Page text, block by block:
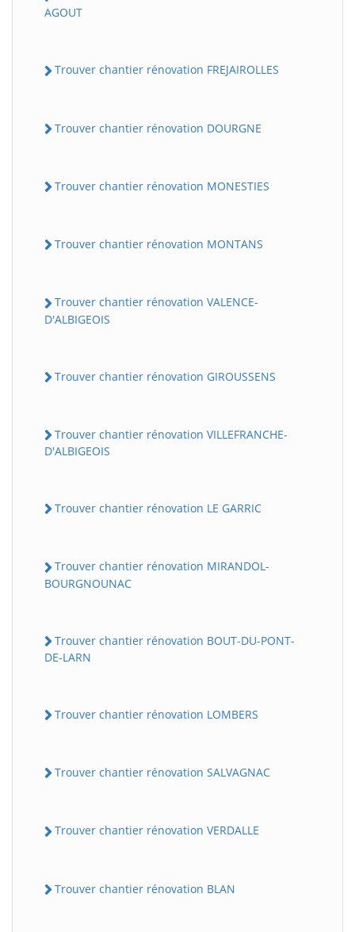
AGOUT
Trouver chantier rénovation FREJAIROLLES
Trouver chantier rénovation DOURGNE
Trouver chantier rénovation MONESTIES
Trouver chantier rénovation MONTANS
Trouver chantier rénovation VALENCE-
D'ALBIGEOIS
Trouver chantier rénovation GIROUSSENS
Trouver chantier rénovation VILLEFRANCHE-
D'ALBIGEOIS
Trouver chantier rénovation LE GARRIC
Trouver chantier rénovation MIRANDOL-
BOURGNOUNAC
Trouver chantier rénovation BOUT-DU-PONT-
DE-LARN
Trouver chantier rénovation LOMBERS
Trouver chantier rénovation SALVAGNAC
Trouver chantier rénovation VERDALLE
Trouver chantier rénovation BLAN